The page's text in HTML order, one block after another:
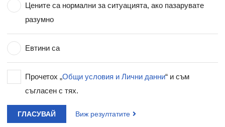
Цените са нормални за ситуацията, ако пазарувате
разумно
Евтини са
Прочетох „Общи условия и Лични данни“ и съм
съгласен с тях.
ГЛАСУВАЙ Виж резултатите